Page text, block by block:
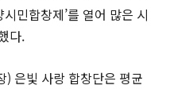
민합창제’를 열어 많은 시
다.
) 은빛 사랑 합창단은 평균